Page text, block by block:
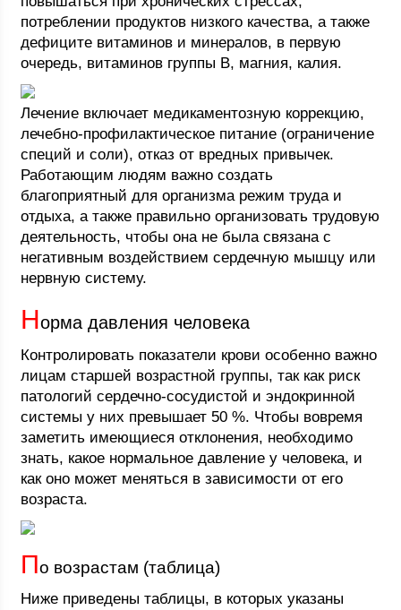
потреблении продуктов низкого качества, а также
дефиците витаминов и минералов, в первую
очередь, витаминов группы B, магния, калия.
Лечение включает медикаментозную коррекцию,
лечебно-профилактическое питание (ограничение
специй и соли), отказ от вредных привычек.
Работающим людям важно создать
благоприятный для организма режим труда и
отдыха, а также правильно организовать трудовую
деятельность, чтобы она не была связана с
негативным воздействием сердечную мышцу или
нервную систему.
Норма давления человека
Контролировать показатели крови особенно важно
лицам старшей возрастной группы, так как риск
патологий сердечно-сосудистой и эндокринной
системы у них превышает 50 %. Чтобы вовремя
заметить имеющиеся отклонения, необходимо
знать, какое нормальное давление у человека, и
как оно может меняться в зависимости от его
возраста.
По возрастам (таблица)
Ниже приведены таблицы, в которых указаны